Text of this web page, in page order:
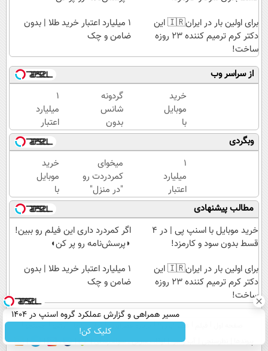
برای اولین بار در ایران🇮🇷 این
دکتر کرم ترمیم کننده 23 روزه
ساخت!
۱ میلیارد اعتبار خرید طلا | بدون
ضامن و چک
از سراسر وب
خرید
موبایل
با
اسنپ
پی | در
۴
قسط
بدون
سود و
کارمزد!
گردونه
شانس
بدون
پوچ از
PS5
تا
آیفون17
و بیت
کوین
🔥
۱
میلیارد
اعتبار
خرید
طلا |
بدون
ضامن
و چک
وبگردی
۱
میلیارد
اعتبار
خرید
طلا |
بدون
ضامن
میخوای
کمردردت رو
"در منزل"
درمان کنی؟
(◂فیلم +
◂پرسش‌نامه)
خرید
موبایل
با
اسنپ
پی | در
۴
قسط
سود و
مطالب پیشنهادی
خرید موبایل با اسنپ پی | در ۴
قسط بدون سود و کارمزد!
اگر کمردرد داری این فیلم رو ببین!
◗پرسش‌نامه رو پر کن◖
برای اولین بار در ایران🇮🇷 این
دکتر کرم ترمیم کننده 23 روزه
ساخت!
۱ میلیارد اعتبار خرید طلا | بدون
ضامن و چک
مسیر همراهی و گزارش عملکرد گروه اسنپ در ۱۴۰۴
کلیک کن!
عصر ایران۲ درباره عصرایران تماس با ما
آب و هوا اوقات شرعی سواد زندگی